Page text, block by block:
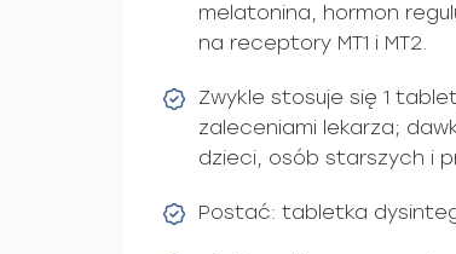
melatonina, hormon
na receptory MT1 i MT2.
Zwykle stosuje się 1
zaleceniami lekarza;
dzieci, osób starszych i
Postać: tabletka